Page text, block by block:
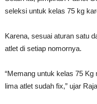
seleksi untuk kelas 75 kg
Karena, sesuai aturan satu
atlet di setiap nomornya.
“Memang untuk kelas 75
lima atlet sudah fix,” ujar